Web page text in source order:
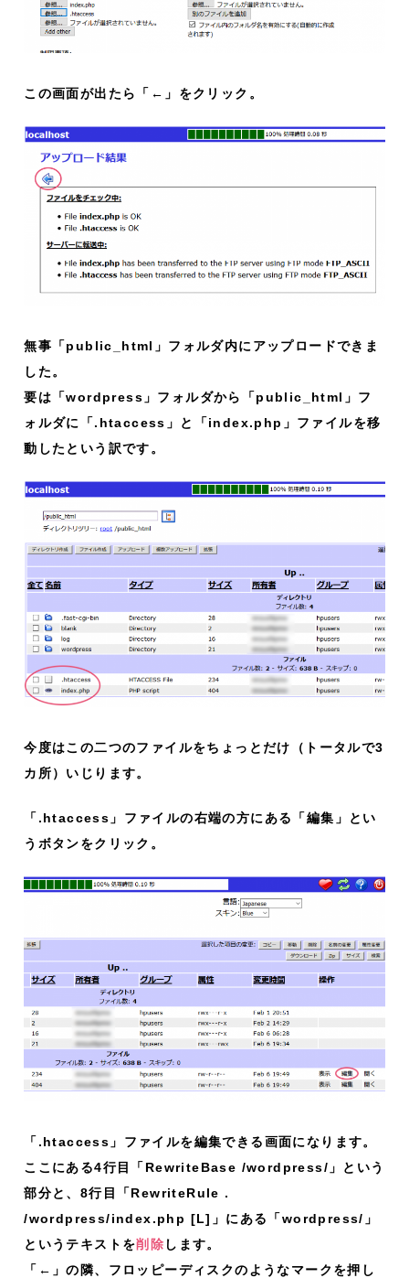
この画面が出たら「←」をクリック。
無事「public_html」フォルダ内にアップロードできま
した。
要は「wordpress」フォルダから「public_html」フ
ォルダに「.htaccess」と「index.php」ファイルを移
動したという訳です。
今度はこの二つのファイルをちょっとだけ（トータルで3
カ所）いじります。
「.htaccess」ファイルの右端の方にある「編集」とい
うボタンをクリック。
「.htaccess」ファイルを編集できる画面になります。
ここにある4行目「RewriteBase /wordpress/」という
部分と、8行目「RewriteRule .
/wordpress/index.php [L]」にある「wordpress/」
というテキストを削除 します。
「←」の隣、フロッピーディスクのようなマークを押し